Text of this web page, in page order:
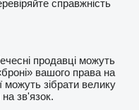
справжність
продавці можуть
вашого права на
можуть зібрати велику
зв'язок.